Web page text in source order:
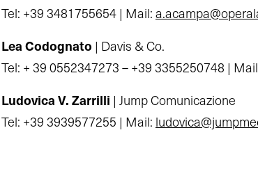
Tel: +39 3481755654 | Mail:
Lea Codognato | Davis & Co.
Tel: + 39 0552347273 – +39 3355250748 |
Ludovica V. Zarrilli | Jump Comunicazione
Tel: +39 3939577255 | Mail: